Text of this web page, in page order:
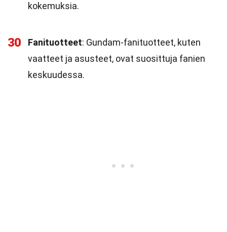
kokemuksia.
30 Fanituotteet: Gundam-fanituotteet, kuten
vaatteet ja asusteet, ovat suosittuja fanien
keskuudessa.